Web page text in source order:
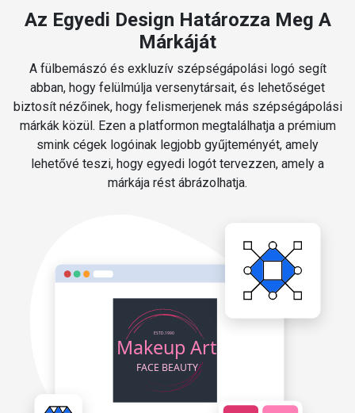
Az Egyedi Design Határozza Meg A
Márkáját
A fülbemászó és exkluzív szépségápolási logó segít
abban, hogy felülmúlja versenytársait, és lehetőséget
biztosít nézőinek, hogy felismerjenek más szépségápolási
márkák közül. Ezen a platformon megtalálhatja a prémium
smink cégek logóinak legjobb gyűjteményét, amely
lehetővé teszi, hogy egyedi logót tervezzen, amely a
márkája rést ábrázolhatja.